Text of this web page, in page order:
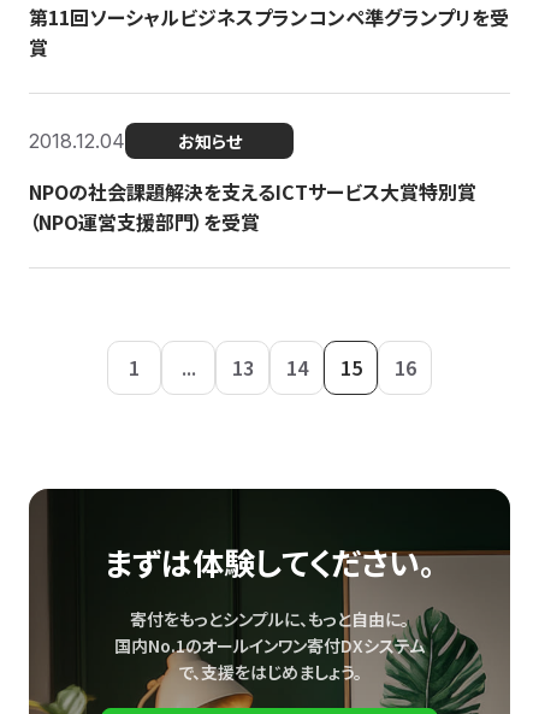
第11回ソーシャルビジネスプランコンペ準グランプリを受
賞
2018.12.04 お知らせ
NPOの社会課題解決を支えるICTサービス大賞特別賞
（NPO運営支援部門）を受賞
1 ... 13 14 15 16
まずは体験してください。
寄付をもっとシンプルに、もっと自由に。
国内No.1のオールインワン寄付DXシステム
で、支援をはじめましょう。